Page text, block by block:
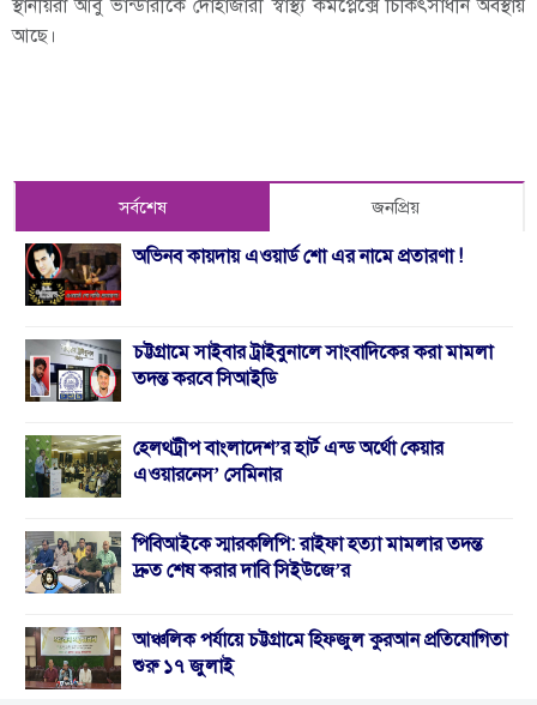
স্থানীয়রা আবু ভান্ডারীকে দোহাজারী স্বাস্থ্য কমপ্লেক্সে চিকিৎসাধীন অবস্থায়
আছে।
সর্বশেষ জনপ্রিয়
অভিনব কায়দায় এওয়ার্ড শো এর নামে প্রতারণা !
চট্টগ্রামে সাইবার ট্রাইবুনালে সাংবাদিকের করা মামলা
তদন্ত করবে সিআইডি
হেলথট্রীপ বাংলাদেশ’র হার্ট এন্ড অর্থো কেয়ার
এওয়ারনেস’ সেমিনার
পিবিআইকে স্মারকলিপি: রাইফা হত্যা মামলার তদন্ত
দ্রুত শেষ করার দাবি সিইউজে’র
আঞ্চলিক পর্যায়ে চট্টগ্রামে হিফজুল কুরআন প্রতিযোগিতা
শুরু ১৭ জুলাই